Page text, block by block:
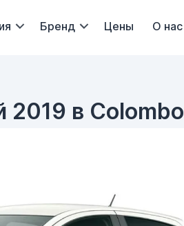
Бренд Цены О нас
в Colombo